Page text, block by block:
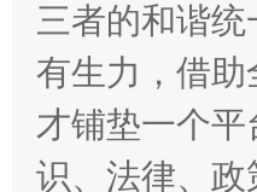
三者的和谐
有生力，借
才铺垫一个
识、法律、